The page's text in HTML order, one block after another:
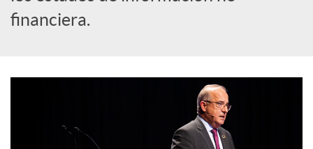
a
financiera.